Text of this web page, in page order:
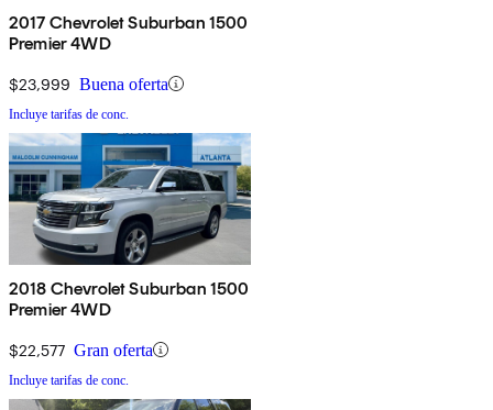
2017 Chevrolet Suburban 1500
Premier 4WD
$23,999 Buena oferta
Incluye tarifas de conc.
2018 Chevrolet Suburban 1500
Premier 4WD
$22,577 Gran oferta
Incluye tarifas de conc.